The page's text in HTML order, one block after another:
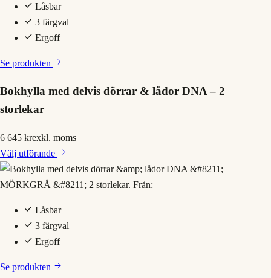
Låsbar
3 färgval
Ergoff
Se produkten
Bokhylla med delvis dörrar & lådor DNA – 2
storlekar
6 645 krexkl. moms
Välj utförande
Låsbar
3 färgval
Ergoff
Se produkten